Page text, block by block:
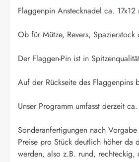
Flaggenpin Anstecknadel ca.
Ob für Mütze, Revers,
Der Flaggen-Pin ist in
Auf der Rückseite des Flaggenpins
Unser Programm umfasst derzeit
Sonderanfertigungen nach
Preise pro Stück deutlich höher da
werden, also z.B. rund,